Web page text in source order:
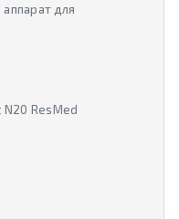
для
N20 ResMed